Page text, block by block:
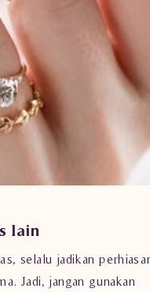
lain
selalu jadikan
Jadi, jangan gunakan